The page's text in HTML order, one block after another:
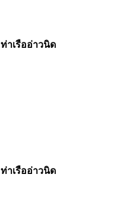
ท่าเรืออ่าวนิด
ท่าเรืออ่าวนิด